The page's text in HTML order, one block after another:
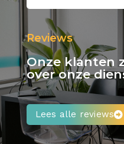
Reviews
Onze klanten
over onze
Lees alle reviews